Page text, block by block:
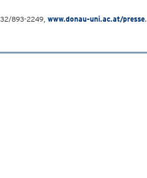
893-2249, www.donau-uni.ac.at/presse.